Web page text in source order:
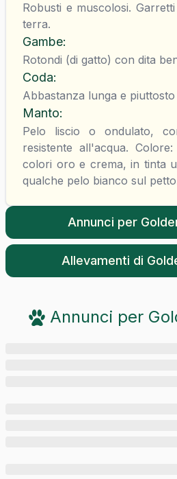
Annunci per
Allevamenti di
Robusti e muscolosi.
terra.
Gambe:
Rotondi (di gatto) con dita
Coda:
Abbastanza lunga e
Manto:
Pelo liscio o ondulato,
resistente all'acqua.
colori oro e crema, in tinta
qualche pelo bianco sul
Annunci per